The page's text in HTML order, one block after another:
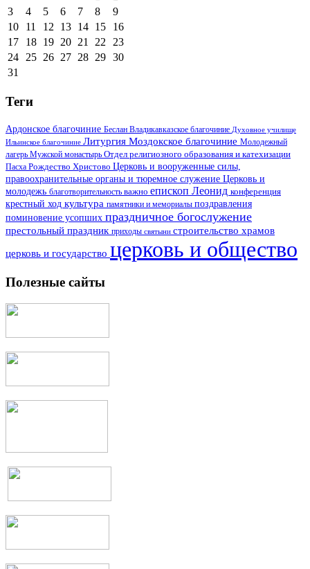
3
4 5 6 7 8
9
10
11 12 13 14 15
16
17
18 19 20 21 22
23
24
25 26 27 28 29 30
31
Теги
Ардонское благочиние Беслан Владикавказское благочиние Духовное училище
Ильинское благочиние Литургия Моздокское благочиние Молодежный
лагерь Мужской монастырь Отдел религиозного образования и катехизации
Пасха Рождество Христово Церковь и вооруженные силы,
правоохранительные органы и тюремное служение Церковь и
молодежь благотворительность важно епископ Леонид конференция
крестный ход культура памятники и мемориалы поздравления
поминовение усопших праздничное богослужение
престольный праздник приходы святыни строительство храмов
церковь и государство церковь и общество
Полезные сайты